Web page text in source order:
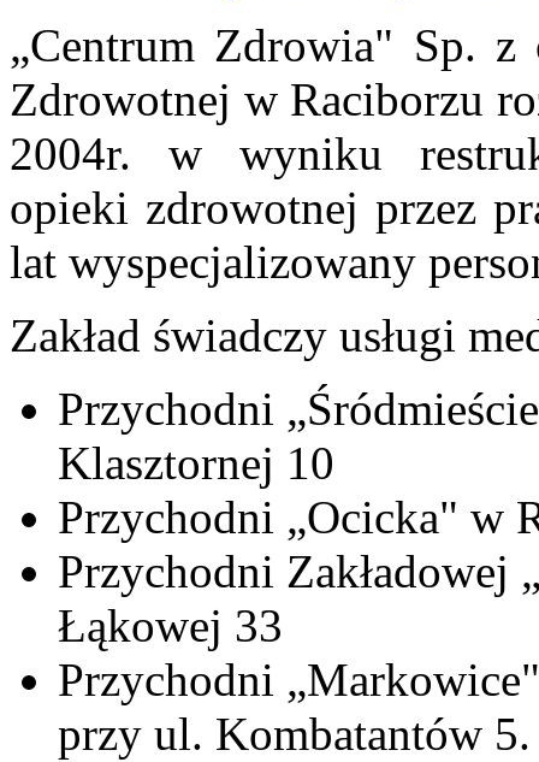
„Centrum Zdrowia" Sp.
Zdrowotnej w Raciborzu
2004r. w wyniku
opieki zdrowotnej przez
lat wyspecjalizowany
Zakład świadczy usługi
Przychodni
Klasztornej 10
Przychodni „Ocicka" w
Przychodni Zakładowej
Łąkowej 33
Przychodni
przy ul. Kombatantów 5.